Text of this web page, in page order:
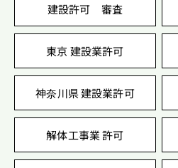
建設許可 審査
東京 建設業許可
神奈川県 建設業許可
解体工事業 許可